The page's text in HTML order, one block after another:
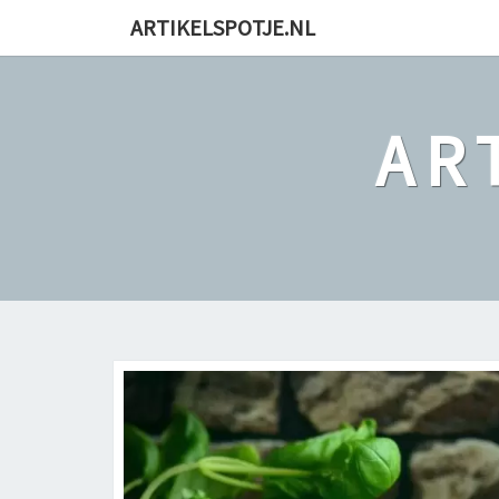
ARTIKELSPOTJE.NL